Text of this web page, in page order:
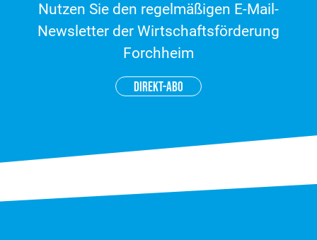
Nutzen Sie den regelmäßigen E-Mail-
Newsletter der Wirtschaftsförderung
Forchheim
DIREKT-ABO